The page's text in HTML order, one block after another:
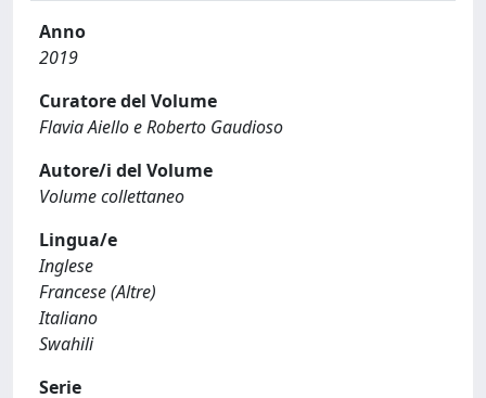
Anno
2019
Curatore del Volume
Flavia Aiello e Roberto Gaudioso
Autore/i del Volume
Volume collettaneo
Lingua/e
Inglese
Francese (Altre)
Italiano
Swahili
Serie